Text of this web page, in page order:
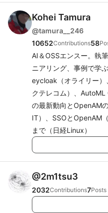
Kohei Tamura
@tamura__246
10652Contributions58
AI＆OSSエンスー。執
ニアリング、事例で学
eycloak（オライリー
クテレコム）、
の最新動向とOpenAM
IT）、SSOとOpenAM
まで（日経Linux）
@2m1tsu3
2032Contributions7Posts